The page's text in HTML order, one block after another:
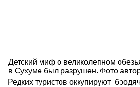
Детский миф о великолепном
в Сухуме был разрушен. Фото
Редких туристов оккупируют